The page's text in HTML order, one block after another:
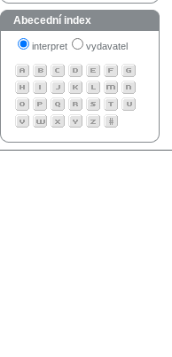
Abecední index
interpret vydavatel